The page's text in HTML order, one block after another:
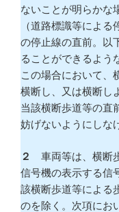
ないことが明らかな
（道路標識等によ
の停止線の直前。以
ることができるよう
この場合において、
横断し、又は横断し
当該横断歩道等の直
妨げないようにしな
２
車両等は、横断
信号機の表示する信
該横断歩道等による
のを除く。次項にお